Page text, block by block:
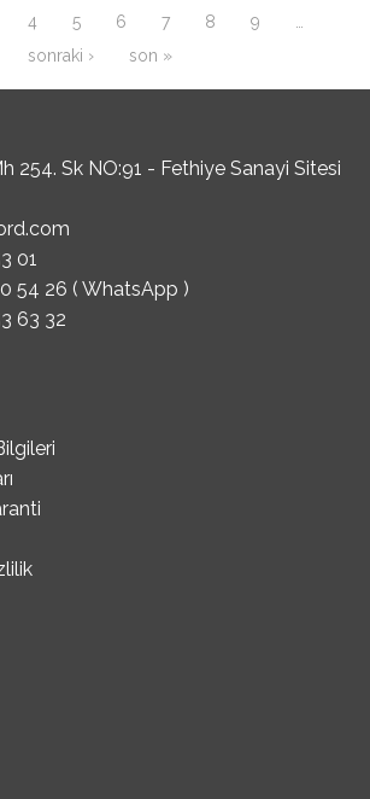
4 5 6 7 8 9
sonraki ›
son »
254. Sk NO:91 - Fethiye Sanayi Sitesi
01
54 26 ( WhatsApp )
63 32